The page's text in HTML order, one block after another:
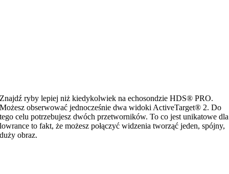
Znajdź ryby lepiej niż kiedykolwiek na echosondzie HDS® PRO.
Możesz obserwować jednocześnie dwa widoki ActiveTarget® 2. Do
tego celu potrzebujesz dwóch przetworników. To co jest unikatowe dla
lowrance to fakt, że możesz połączyć widzenia tworząć jeden, spójny,
duży obraz.